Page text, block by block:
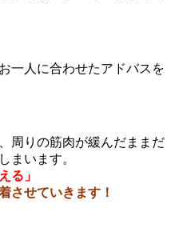
一人に合わせたアドバスを
周りの筋肉が緩んだままだ
まいます。
る」
させていきます！